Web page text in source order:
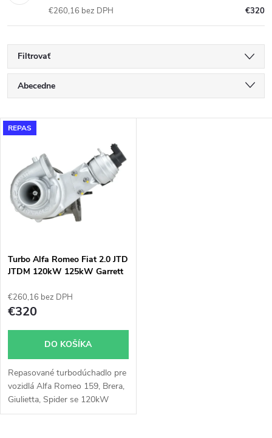
€320
€260,16 bez DPH
Filtrovať
R
a
e
n
e
p
r
o
d
u
Abecedne
Najdrahšie
Najpredávanejšie
V
p
s
p
r
d
u
REPAS
Turbo Alfa Romeo Fiat 2.0 JTD
JTDM 120kW 125kW Garrett
€260,16 bez DPH
€320
DO KOŠÍKA
Repasované turbodúchadlo pre
vozidlá Alfa Romeo 159, Brera,
Giulietta, Spider se 120kW
125kW, Fiat Freemont 120kW